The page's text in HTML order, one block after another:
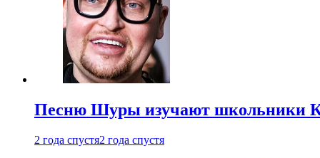
Песню Шуры изучают школьники
2 года спустя2 года спустя